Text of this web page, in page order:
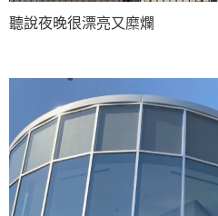
聽說夜晚很漂亮又糜爛